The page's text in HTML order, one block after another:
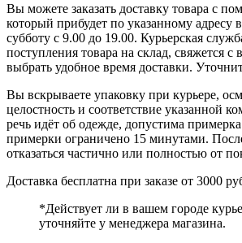
Вы можете заказать доставку товара с
который прибудет по указанному адресу
субботу с 9.00 до 19.00. Курьерская
поступления товара на склад, свяжется
выбрать удобное время доставки.
Вы вскрываете упаковку при курьере,
целостность и соответствие указанной
речь идёт об одежде, допустима
примерки ограничено 15 минутами.
отказаться частично или полностью от
Доставка бесплатна при заказе от 3000
*Действует ли в вашем городе
уточняйте у менеджера магазина.